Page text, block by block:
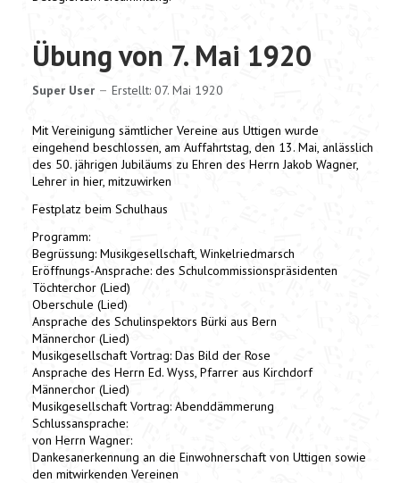
Übung von 7. Mai 1920
Super User Erstellt: 07. Mai 1920
Mit Vereinigung sämtlicher Vereine aus Uttigen wurde
eingehend beschlossen, am Auffahrtstag, den 13. Mai, anlässlich
des 50. jährigen Jubiläums zu Ehren des Herrn Jakob Wagner,
Lehrer in hier, mitzuwirken
Festplatz beim Schulhaus
Programm:
Begrüssung: Musikgesellschaft, Winkelriedmarsch
Eröffnungs-Ansprache: des Schulcommissionspräsidenten
Töchterchor (Lied)
Oberschule (Lied)
Ansprache des Schulinspektors Bürki aus Bern
Männerchor (Lied)
Musikgesellschaft Vortrag: Das Bild der Rose
Ansprache des Herrn Ed. Wyss, Pfarrer aus Kirchdorf
Männerchor (Lied)
Musikgesellschaft Vortrag: Abenddämmerung
Schlussansprache:
von Herrn Wagner:
Dankesanerkennung an die Einwohnerschaft von Uttigen sowie
den mitwirkenden Vereinen